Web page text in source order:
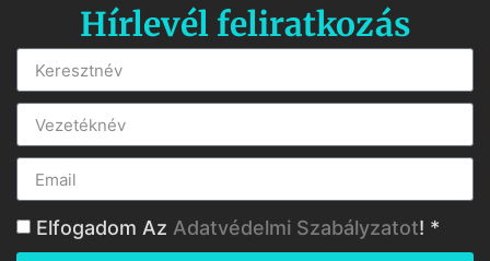
Hírlevél feliratkozás
Elfogadom Az Adatvédelmi Szabályzatot! *